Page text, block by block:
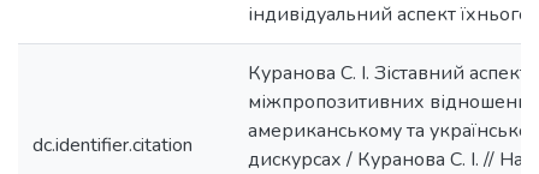
індивідуальний аспект
dc.identifier.citation
Куранова С. І. Зіставний аспект
міжпропозитивних відношень
американському та
дискурсах / Куранова С. І. //